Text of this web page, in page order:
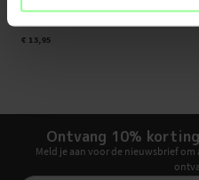
Glas Screenprotector Zwart
€ 13,95
Ontvang 10%
Meld je aan voor de nieuwsbrief